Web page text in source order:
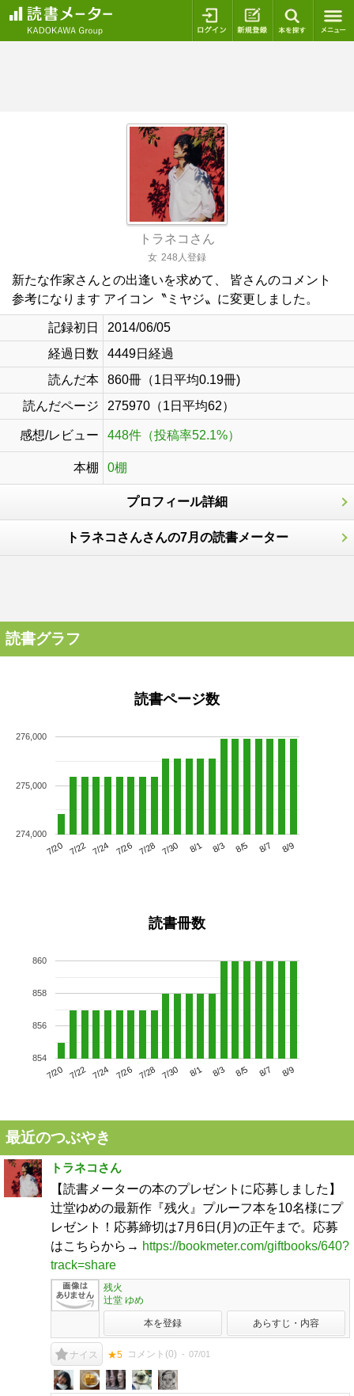
ログイン 新規登録
トラネコさん
女 248人登録
新たな作家さんとの出逢いを求めて、 皆さんのコメント
参考になります アイコン〝ミヤジ〟に変更しました。
記録初日
2014/06/05
経過日数
4449日経過
読んだ本
860冊（1日平均0.19冊)
読んだページ
275970（1日平均62）
感想/レビュー 448件（投稿率52.1%）
本棚 0棚
プロフィール詳細
トラネコさんさんの7月の読書メーター
読書グラフ
読書ページ数
7/20 7/22 7/24 7/26 7/28 7/30 8/1 8/3 8/5 8/7 8/9
274,000
275,000
276,000
読書冊数
7/20 7/22 7/24 7/26 7/28 7/30 8/1 8/3 8/5 8/7 8/9
854
856
858
860
最近のつぶやき
トラネコさん
【読書メーターの本のプレゼントに応募しました】
辻堂ゆめの最新作『残火』プルーフ本を10名様にプ
レゼント！応募締切は7月6日(月)の正午まで。応募
はこちらから→ https://bookmeter.com/giftbooks/640?
track=share
残火
辻堂 ゆめ
本を登録 あらすじ・内容
ナイス ★5 コメント(0) 07/01